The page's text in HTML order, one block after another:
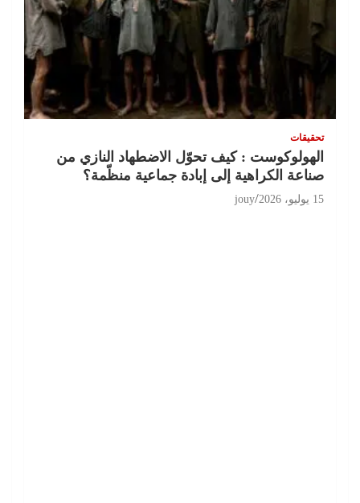
تحقيقات
الهولوكوست : كيف تحوّل الاضطهاد النازي من
صناعة الكراهية إلى إبادة جماعية منظّمة؟
15 يوليو، 2026 jouy